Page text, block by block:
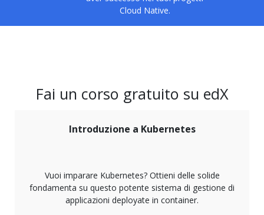
Cloud Native.
Fai un corso gratuito su edX
Introduzione a Kubernetes
Vuoi imparare Kubernetes? Ottieni delle solide
fondamenta su questo potente sistema di gestione di
applicazioni deployate in container.